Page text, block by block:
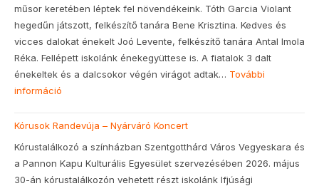
műsor keretében léptek fel növendékeink. Tóth Garcia Violant
hegedűn játszott, felkészítő tanára Bene Krisztina. Kedves és
vicces dalokat énekelt Joó Levente, felkészítő tanára Antal Imola
Réka. Fellépett iskolánk énekegyüttese is. A fiatalok 3 dalt
énekeltek és a dalcsokor végén virágot adtak… További
információ
ünnepség
Kórusok Randevúja – Nyárváró Koncert
Kórustalálkozó a színházban Szentgotthárd Város Vegyeskara és
a Pannon Kapu Kulturális Egyesület szervezésében 2026. május
30-án kórustalálkozón vehetett részt iskolánk Ifjúsági